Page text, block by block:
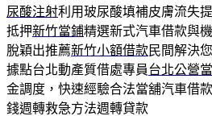
尿酸注射利用玻尿酸填補皮膚流失
抵押新竹當鋪精選新式汽車借款與
脫穎出推薦新竹小額借款民間解決
據點台北動產質借處專員台北公營
金調度，快速經驗合法當舖汽車借
錢週轉救急方法週轉貸款